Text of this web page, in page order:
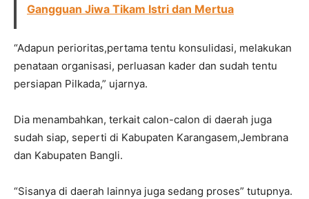
Gangguan Jiwa Tikam Istri dan Mertua
“Adapun perioritas,pertama tentu konsulidasi, melakukan
penataan organisasi, perluasan kader dan sudah tentu
persiapan Pilkada,” ujarnya.
Dia menambahkan, terkait calon-calon di daerah juga
sudah siap, seperti di Kabupaten Karangasem,Jembrana
dan Kabupaten Bangli.
“Sisanya di daerah lainnya juga sedang proses” tutupnya.